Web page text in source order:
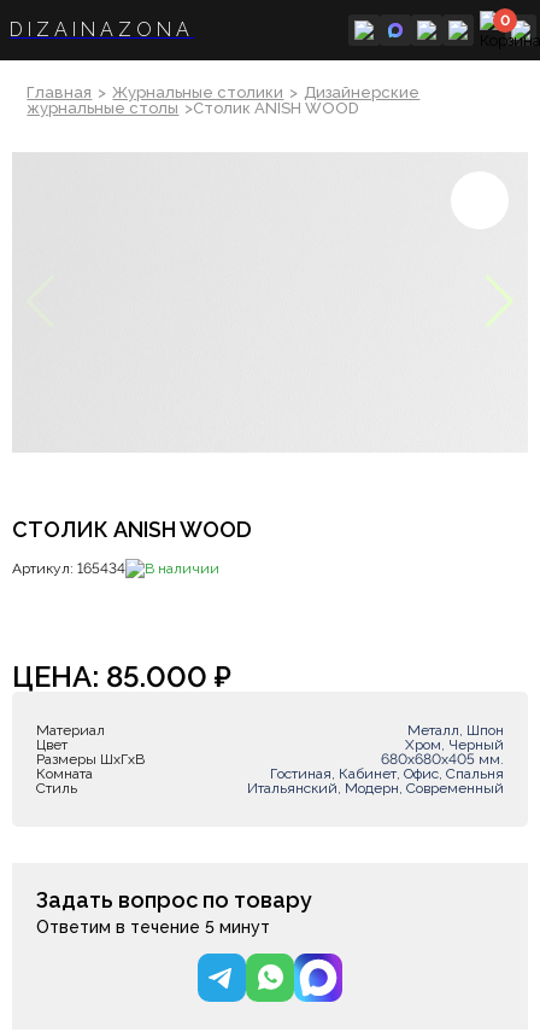
DIZAINAZONA 0
Главная > Журнальные столики > Дизайнерские
журнальные столы >Столик ANISH WOOD
СТОЛИК ANISH WOOD
Артикул: 165434 В наличии
ЦЕНА: 85.000 ₽
Материал
Металл, Шпон
Цвет
Хром, Черный
Размеры ШxГxВ
680х680х405 мм.
Комната
Гостиная, Кабинет, Офис, Спальня
Стиль
Итальянский, Модерн, Современный
Задать вопрос по товару
Ответим в течение 5 минут